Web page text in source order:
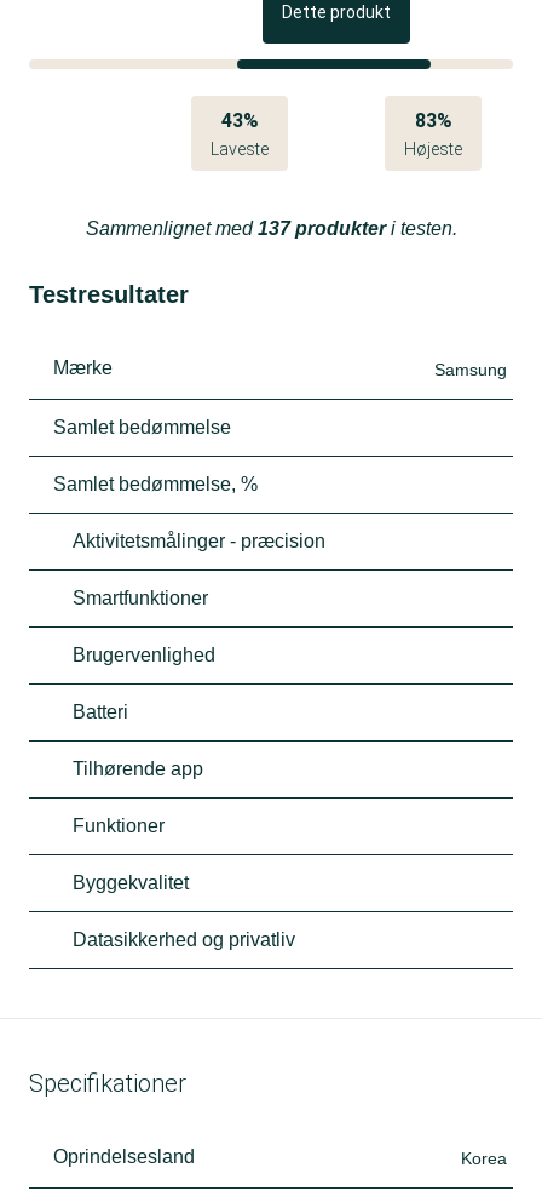
Dette produkt
43%
Laveste
83%
Højeste
Sammenlignet med137 produkteri testen.
Testresultater
Mærke Samsung
Samlet bedømmelse
Samlet bedømmelse, %
Aktivitetsmålinger - præcision
Smartfunktioner
Brugervenlighed
Batteri
Tilhørende app
Funktioner
Byggekvalitet
Datasikkerhed og privatliv
Specifikationer
Oprindelsesland Korea